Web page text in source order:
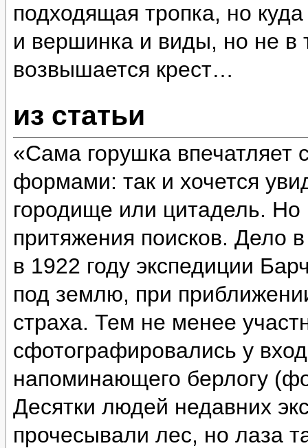
подходящая тропка, но
и вершинка и виды, но не в
возвышается крест…
из статьи
«Сама горушка
формами: так и хочется
городище или цитадель. Но
притяжения поисков. Дело
в 1922 году экспедиции
под землю, при
страха. Тем не менее
сфотографировались у
напоминающего берлогу
Десятки людей недавних
прочесывали лес, но лаза